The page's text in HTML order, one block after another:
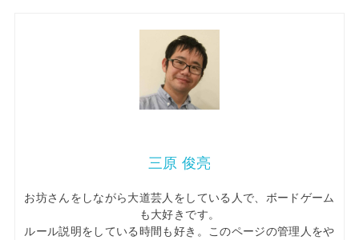
三原 俊亮
お坊さんをしながら大道芸人をしている人で、ボードゲーム
も大好きです。
ルール説明をしている時間も好き。このページの管理人をや